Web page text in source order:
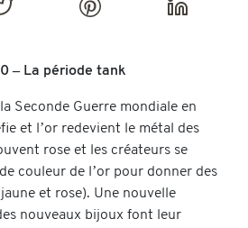
– La période tank
Seconde Guerre mondiale en
et l’or redevient le métal des
rose et les créateurs se
couleur de l’or pour donner des
et rose). Une nouvelle
nouveaux bijoux font leur